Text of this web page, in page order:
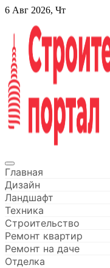
Перейти
содержанию
6 Авг 2026, Чт
Строительный портал
Главная
Дизайн
Ландшафт
Техника
Строительство
Ремонт квартир
Ремонт на даче
Отделка